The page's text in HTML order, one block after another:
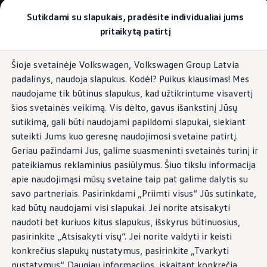
Sutikdami su slapukais, pradėsite individualiai jums
pritaikytą patirtį
Šioje svetainėje Volkswagen, Volkswagen Group Latvia
padalinys, naudoja slapukus. Kodėl? Puikus klausimas! Mes
naudojame tik būtinus slapukus, kad užtikrintume visavertį
šios svetainės veikimą. Vis dėlto, gavus išankstinį Jūsų
sutikimą, gali būti naudojami papildomi slapukai, siekiant
suteikti Jums kuo geresnę naudojimosi svetaine patirtį.
Geriau pažindami Jus, galime suasmeninti svetainės turinį ir
pateikiamus reklaminius pasiūlymus. Šiuo tikslu informacija
apie naudojimąsi mūsų svetaine taip pat galime dalytis su
savo partneriais. Pasirinkdami „Priimti visus“ Jūs sutinkate,
kad būtų naudojami visi slapukai. Jei norite atsisakyti
naudoti bet kuriuos kitus slapukus, išskyrus būtinuosius,
pasirinkite „Atsisakyti visų“. Jei norite valdyti ir keisti
konkrečius slapukų nustatymus, pasirinkite „Tvarkyti
nustatymus“. Daugiau informacijos, įskaitant konkrečią
pagrindinį
turinį
poraštę
Pasirinkite savo Volkswagen
Modeliai ir konfigūratorius
Naujasis ID. Cross
Konfigūruoti
Volkswagen komerciniai automobiliai. Pasiruošę bet
Volkswagen automobilių e-parduotuvė
Pasiūlymai ir paslaugos
Jubiliejinis pasiūlymas
Garantija
Lizingas
Automobilio mainai
Volkswagen automobilių e-parduotuvė
Elektromobiliai ir hibridiniai modeliai
Valstybės parama
Elektromobiliai
ID. žinios
Įkrovimas ir ridos atsarga
Technologija ir evoliucija
Perėjimas prie elektrinio mobilumo
Ekologinis tvarumas
Elektromobiliai servise: daugiau jokio alyvos
ID. programinės įrangos atnaujinimas*
Elektromobilių pristatymo trukmė
Foninis apšvietimas
Erdves apibrėžiaspalvos